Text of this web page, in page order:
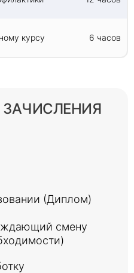
курсу 6 часов
(Диплом)
смену